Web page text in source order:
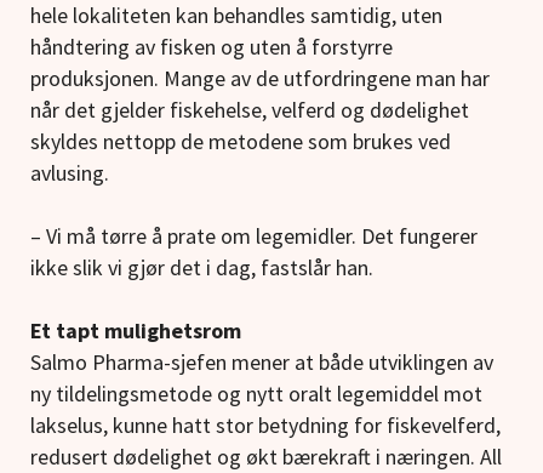
hele lokaliteten kan behandles samtidig, uten
håndtering av fisken og uten å forstyrre
produksjonen. Mange av de utfordringene man har
når det gjelder fiskehelse, velferd og dødelighet
skyldes nettopp de metodene som brukes ved
avlusing.
– Vi må tørre å prate om legemidler. Det fungerer
ikke slik vi gjør det i dag, fastslår han.
Et tapt mulighetsrom
Salmo Pharma-sjefen mener at både utviklingen av
ny tildelingsmetode og nytt oralt legemiddel mot
lakselus, kunne hatt stor betydning for fiskevelferd,
redusert dødelighet og økt bærekraft i næringen. All